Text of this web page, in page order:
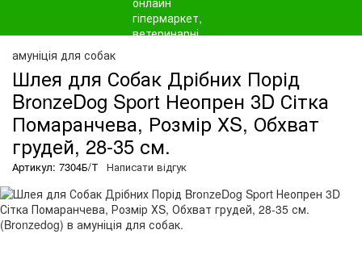
амуніція для собак
Шлея для Собак Дрібних Порід
BronzeDog Sport Неопрен 3D Сітка
Помаранчева, Розмір ХS, Обхват
грудей, 28-35 см.
Артикул: 7304Б/Т Написати відгук